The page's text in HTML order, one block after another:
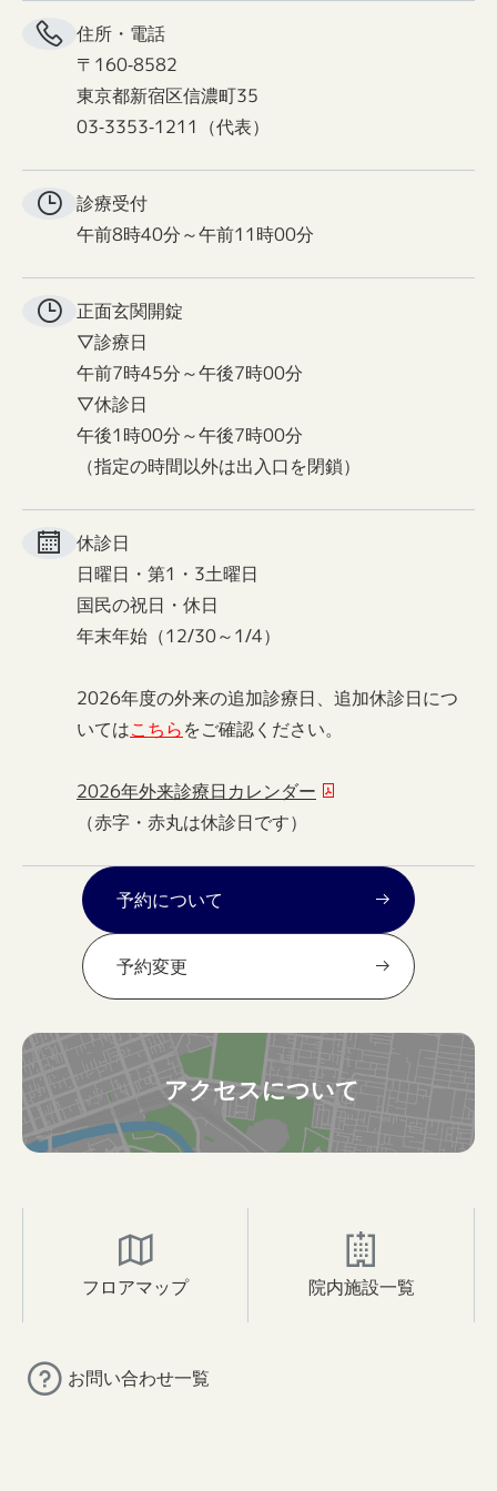
住所・電話
〒160-8582
東京都新宿区信濃町35
03-3353-1211（代表）
診療受付
午前8時40分～午前11時00分
正面玄関開錠
▽診療日
午前7時45分～午後7時00分
▽休診日
午後1時00分～午後7時00分
（指定の時間以外は出入口を閉鎖）
休診日
日曜日・第1・3土曜日
国民の祝日・休日
年末年始（12/30～1/4）
2026年度の外来の追加診療日、追加休診日につ
いてはこちらをご確認ください。
2026年外来診療日カレンダー
（赤字・赤丸は休診日です）
予約について
予約変更
アクセスについて
フロアマップ 院内施設一覧
お問い合わせ一覧